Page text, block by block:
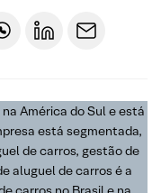
América do Sul e está
está segmentada,
de carros, gestão de
aluguel de carros é a